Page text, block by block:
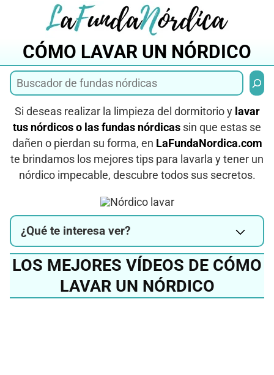
CÓMO LAVAR UN NÓRDICO
Si deseas realizar la limpieza del dormitorio y lavar
tus nórdicos o las fundas nórdicas sin que estas se
dañen o pierdan su forma, en LaFundaNordica.com
te brindamos los mejores tips para lavarla y tener un
nórdico impecable, descubre todos sus secretos.
¿Qué te interesa ver?
LOS MEJORES VÍDEOS DE CÓMO
LAVAR UN NÓRDICO